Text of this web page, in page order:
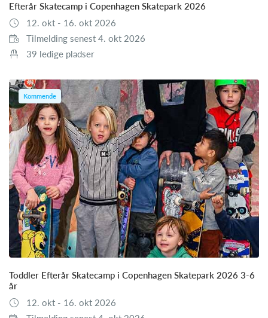
Efterår Skatecamp i Copenhagen Skatepark 2026
12. okt - 16. okt 2026
Tilmelding senest 4. okt 2026
39 ledige pladser
Kommende
Toddler Efterår Skatecamp i Copenhagen Skatepark 2026 3-6
år
12. okt - 16. okt 2026